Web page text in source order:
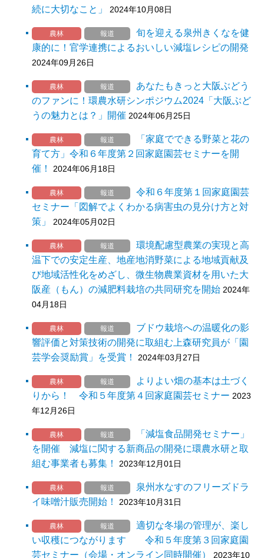
続に大切なこと」 2024年10月08日
農林 報道
旬を迎える泉州きくなを健
康的に！官学連携によるおいしい減塩レシピの開発
2024年09月26日
農林 報道
あなたもきっと大阪ぶどう
のファンに！環農水研シンポジウム2024「大阪ぶど
うの魅力とは？」開催 2024年06月25日
農林 報道
「家庭でできる野菜と花の
育て方」令和６年度第２回家庭園芸セミナーを開
催！
2024年06月18日
農林 報道
令和６年度第１回家庭園芸
セミナー「図解でよくわかる病害虫の見分け方と対
策」
2024年05月02日
農林 報道
環境配慮型農業の実現と高
温下での安定生産、地産地消野菜による地域貢献及
び地域活性化をめざし、微生物農業資材を用いた大
阪産（もん）の減肥料栽培の共同研究を開始 2024年
04月18日
農林 報道
ブドウ栽培への温暖化の影
響評価と対策技術の開発に取組む上森研究員が「園
芸学会奨励賞」を受賞！
2024年03月27日
農林 報道
よりよい畑の基本は土づく
りから！ 令和５年度第４回家庭園芸セミナー 2023
年12月26日
農林 報道
「減塩食品開発セミナー」
を開催 減塩に関する新商品の開発に環農水研と取
組む事業者も募集！
2023年12月01日
農林 報道
泉州水なすのフリーズドラ
イ味噌汁販売開始！
2023年10月31日
農林 報道
適切な冬場の管理が、楽し
い収穫につながります 令和５年度第３回家庭園
芸セミナー（会場・オンライン同時開催）
2023年10